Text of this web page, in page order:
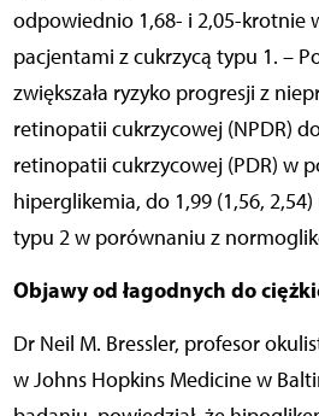
odpowiednio 1,68- i 2,05-krotnie
pacjentami z cukrzycą typu 1. –
zwiększała ryzyko progresji z
retinopatii cukrzycowej (NPDR)
retinopatii cukrzycowej (PDR) w
hiperglikemia, do 1,99 (1,56,
typu 2 w porównaniu z
Objawy od łagodnych do
Dr Neil M. Bressler, profesor
w Johns Hopkins Medicine w